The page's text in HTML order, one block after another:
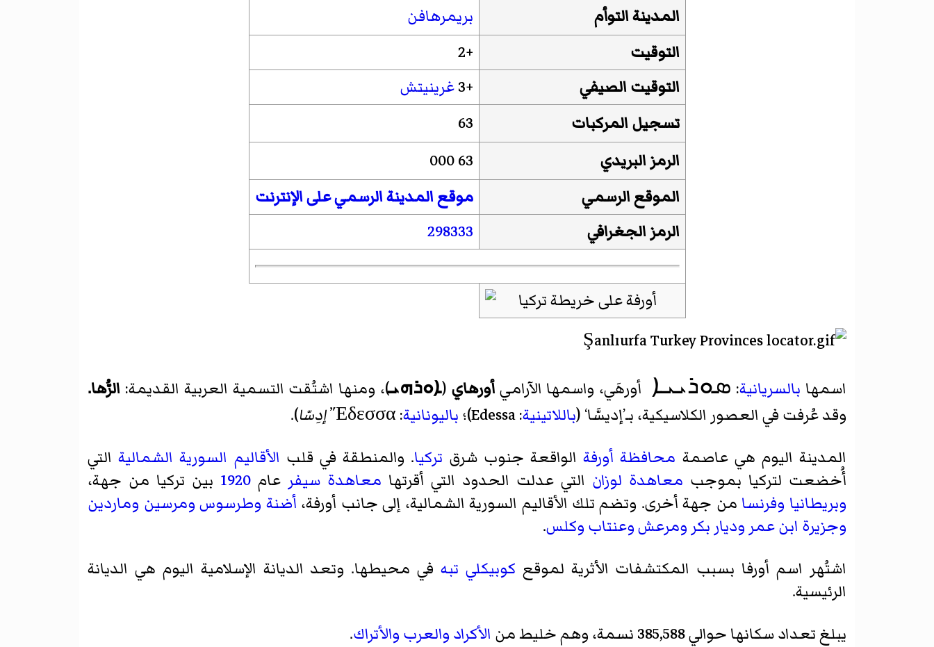
المدينة التوأم
بريمرهافن
التوقيت
+2
التوقيت الصيفي
+3 غرينيتش
تسجيل المركبات
63
الرمز البريدي
63 000
الموقع الرسمي
موقع المدينة الرسمي على الإنترنت
الرمز الجغرافي
298333
اسمها بالسريانية: ܣܘܪܝܝܐ أورهَي، واسمها الآراميأورهاي (ܐܘܪܗܝ)، ومنها اشتُقت التسمية العربية القديمة: الرُّها.
وقد عُرفت في العصور الكلاسيكية، بـ’إديسَّا‘ (باللاتينية:
Edessa)؛ باليونانية: Ἔδεσσα إدِسّا).
المدينة اليوم هي عاصمة محافظة أورفةالواقعة جنوب شرق تركيا. والمنطقة في قلب الأقاليم السورية الشماليةالتي
أُخضعت لتركيا بموجب معاهدة لوزان التي عدلت الحدود التي أقرتها معاهدة سيفر عام 1920 بين تركيا من جهة،
وبريطانيا وفرنسا من جهة أخرى. وتضم تلك الأقاليم السورية الشمالية، إلى جانب أورفة، أضنة وطرسوس ومرسين وماردين
وجزيرة ابن عمر وديار بكر ومرعشوعنتاب وكلس.
اشتُهر اسم أورفا بسبب المكتشفات الأثرية لموقع كوبيكلي تبه في محيطها. وتعد الديانة الإسلامية اليوم هي الديانة
الرئيسية.
يبلغ تعداد سكانها حوالي 385,588 نسمة، وهم خليط من
الأكراد والعرب والأتراك.